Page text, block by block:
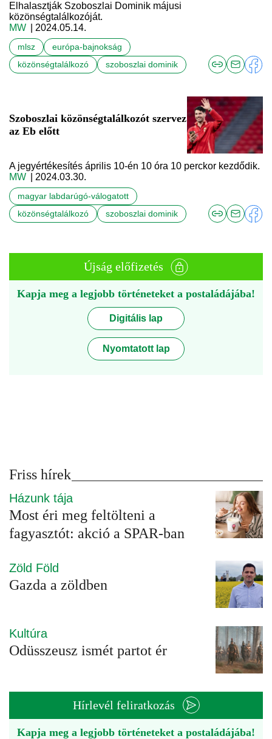
Elhalasztják Szoboszlai Dominik májusi
közönségtalálkozóját.
MW
| 2024.05.14.
mlsz
európa-bajnokság
közönségtalálkozó
szoboszlai dominik
Szoboszlai közönségtalálkozót szervez
az Eb előtt
A jegyértékesítés április 10-én 10 óra 10 perckor kezdődik.
MW
| 2024.03.30.
magyar labdarúgó-válogatott
közönségtalálkozó
szoboszlai dominik
Újság előfizetés
Kapja meg a legjobb történeteket a postaládájába!
Digitális lap
Nyomtatott lap
Friss hírek
Házunk tája
Most éri meg feltölteni a
fagyasztót: akció a SPAR-ban
Zöld Föld
Gazda a zöldben
Kultúra
Odüsszeusz ismét partot ér
Hírlevél feliratkozás
Kapja meg a legjobb történeteket a postaládájába!